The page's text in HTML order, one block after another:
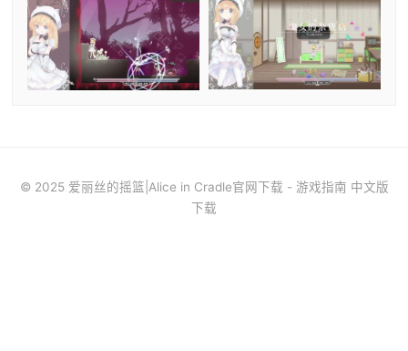
© 2025 爱丽丝的摇篮|Alice in Cradle官网下载 - 游戏指南 中文版
下载